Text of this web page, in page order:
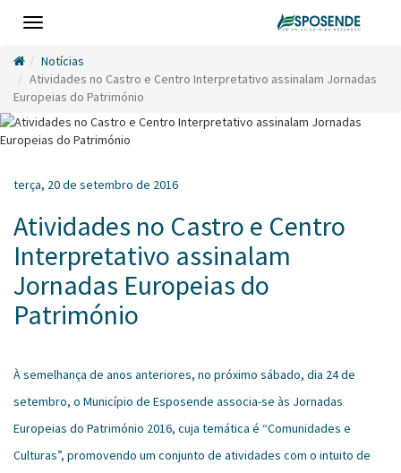
Toggle
Notícias
Atividades no Castro e Centro Interpretativo assinalam Jornadas
Europeias do Património
terça, 20 de setembro de 2016
Atividades no Castro e Centro
Interpretativo assinalam
Jornadas Europeias do
Património
À semelhança de anos anteriores, no próximo sábado, dia 24 de
setembro, o Município de Esposende associa-se às Jornadas
Europeias do Património 2016, cuja temática é “Comunidades e
Culturas”, promovendo um conjunto de atividades com o intuito de